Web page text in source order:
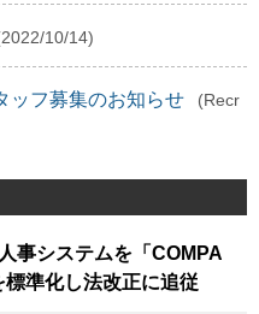
10/14)
ッフ募集のお知らせ
(Recr
事システムを「COMPA
準化し法改正に追従